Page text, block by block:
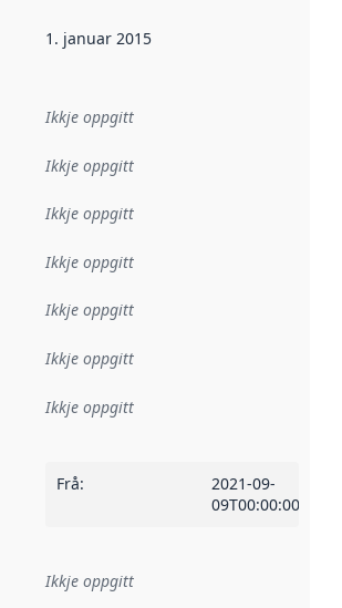
Denne datoen seier når dataa i dette
1. januar 2015
Ikkje oppgitt
Ikkje oppgitt
Ikkje oppgitt
Ikkje oppgitt
Ikkje oppgitt
Ikkje oppgitt
Ikkje oppgitt
Frå:
2021-09-
09T00:00:00Z
Referanse til ei implementeringsregel eller
Ikkje oppgitt